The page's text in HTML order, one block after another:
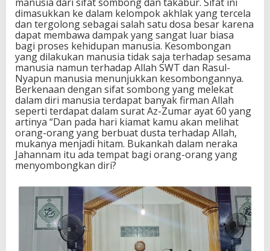
dimasukkan ke dalam kelompok akhlak yang tercela
dan tergolong sebagai salah satu dosa besar karena
dapat membawa dampak yang sangat luar biasa
bagi proses kehidupan manusia. Kesombongan
yang dilakukan manusia tidak saja terhadap sesama
manusia namun terhadap Allah SWT dan Rasul-
Nyapun manusia menunjukkan kesombongannya.
Berkenaan dengan sifat sombong yang melekat
dalam diri manusia terdapat banyak firman Allah
seperti terdapat dalam surat Az-Zumar ayat 60 yang
artinya “Dan pada hari kiamat kamu akan melihat
orang-orang yang berbuat dusta terhadap Allah,
mukanya menjadi hitam. Bukankah dalam neraka
Jahannam itu ada tempat bagi orang-orang yang
menyombongkan diri?